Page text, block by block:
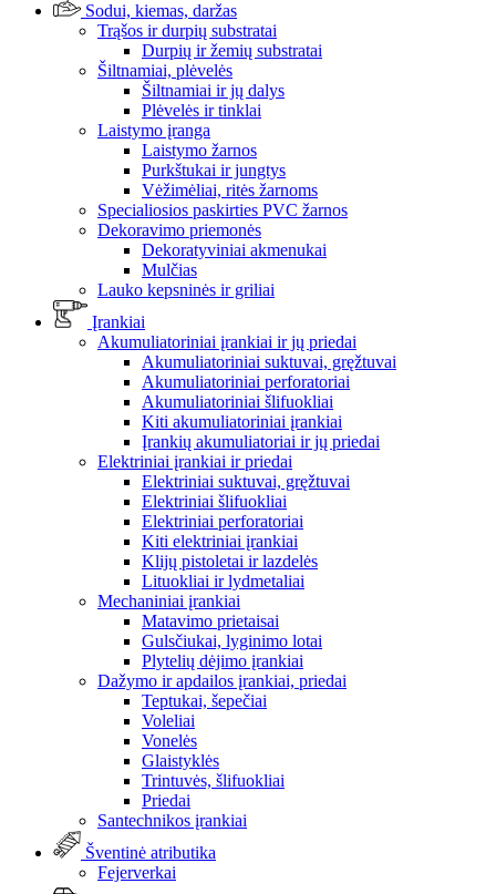
Sodui, kiemas, daržas
Trąšos ir durpių substratai
Durpių ir žemių substratai
Šiltnamiai, plėvelės
Šiltnamiai ir jų dalys
Plėvelės ir tinklai
Laistymo įranga
Laistymo žarnos
Purkštukai ir jungtys
Vėžimėliai, ritės žarnoms
Specialiosios paskirties PVC žarnos
Dekoravimo priemonės
Dekoratyviniai akmenukai
Mulčias
Lauko kepsninės ir griliai
Įrankiai
Akumuliatoriniai įrankiai ir jų priedai
Akumuliatoriniai suktuvai, gręžtuvai
Akumuliatoriniai perforatoriai
Akumuliatoriniai šlifuokliai
Kiti akumuliatoriniai įrankiai
Įrankių akumuliatoriai ir jų priedai
Elektriniai įrankiai ir priedai
Elektriniai suktuvai, gręžtuvai
Elektriniai šlifuokliai
Elektriniai perforatoriai
Kiti elektriniai įrankiai
Klijų pistoletai ir lazdelės
Lituokliai ir lydmetaliai
Mechaniniai įrankiai
Matavimo prietaisai
Gulsčiukai, lyginimo lotai
Plytelių dėjimo įrankiai
Dažymo ir apdailos įrankiai, priedai
Teptukai, šepečiai
Voleliai
Vonelės
Glaistyklės
Trintuvės, šlifuokliai
Priedai
Santechnikos įrankiai
Šventinė atributika
Fejerverkai